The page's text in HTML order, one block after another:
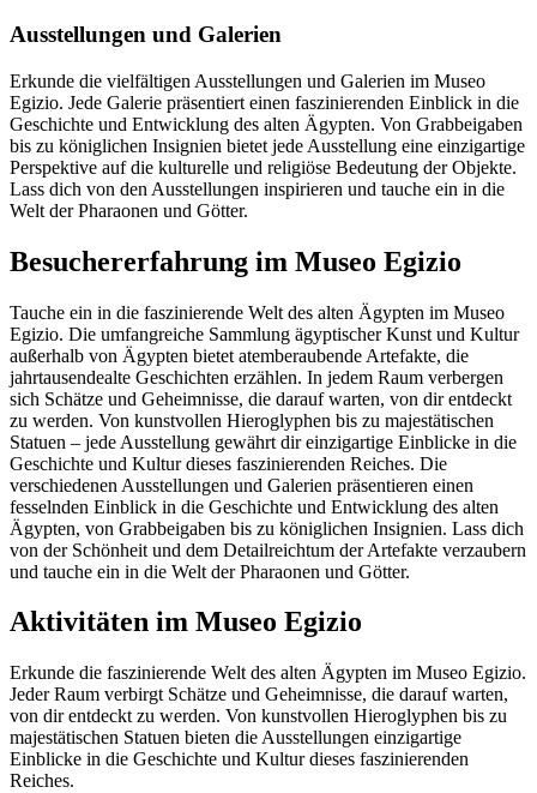
Ausstellungen und Galerien
Erkunde die vielfältigen Ausstellungen und Galerien im Museo
Egizio. Jede Galerie präsentiert einen faszinierenden Einblick in die
Geschichte und Entwicklung des alten Ägypten. Von Grabbeigaben
bis zu königlichen Insignien bietet jede Ausstellung eine einzigartige
Perspektive auf die kulturelle und religiöse Bedeutung der Objekte.
Lass dich von den Ausstellungen inspirieren und tauche ein in die
Welt der Pharaonen und Götter.
Besuchererfahrung im Museo Egizio
Tauche ein in die faszinierende Welt des alten Ägypten im Museo
Egizio. Die umfangreiche Sammlung ägyptischer Kunst und Kultur
außerhalb von Ägypten bietet atemberaubende Artefakte, die
jahrtausendealte Geschichten erzählen. In jedem Raum verbergen
sich Schätze und Geheimnisse, die darauf warten, von dir entdeckt
zu werden. Von kunstvollen Hieroglyphen bis zu majestätischen
Statuen – jede Ausstellung gewährt dir einzigartige Einblicke in die
Geschichte und Kultur dieses faszinierenden Reiches. Die
verschiedenen Ausstellungen und Galerien präsentieren einen
fesselnden Einblick in die Geschichte und Entwicklung des alten
Ägypten, von Grabbeigaben bis zu königlichen Insignien. Lass dich
von der Schönheit und dem Detailreichtum der Artefakte verzaubern
und tauche ein in die Welt der Pharaonen und Götter.
Aktivitäten im Museo Egizio
Erkunde die faszinierende Welt des alten Ägypten im Museo Egizio.
Jeder Raum verbirgt Schätze und Geheimnisse, die darauf warten,
von dir entdeckt zu werden. Von kunstvollen Hieroglyphen bis zu
majestätischen Statuen bieten die Ausstellungen einzigartige
Einblicke in die Geschichte und Kultur dieses faszinierenden
Reiches.